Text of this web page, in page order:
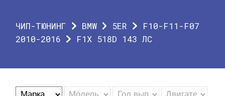
О КОМПАНИИ
ГАРАНТИЯ
ЧИП-ТЮНИНГ BMW 5ER
F10-F11-F07
2010-2016
F1X 518D 143 ЛС